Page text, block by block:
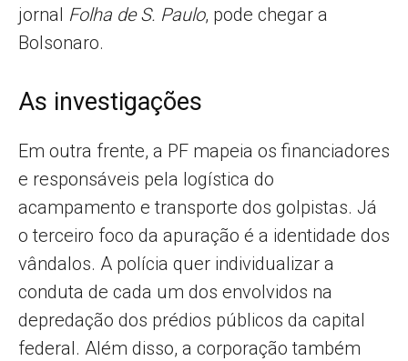
jornal Folha de S. Paulo, pode chegar a
Bolsonaro.
As investigações
Em outra frente, a PF mapeia os financiadores
e responsáveis pela logística do
acampamento e transporte dos golpistas. Já
o terceiro foco da apuração é a identidade dos
vândalos. A polícia quer individualizar a
conduta de cada um dos envolvidos na
depredação dos prédios públicos da capital
federal. Além disso, a corporação também